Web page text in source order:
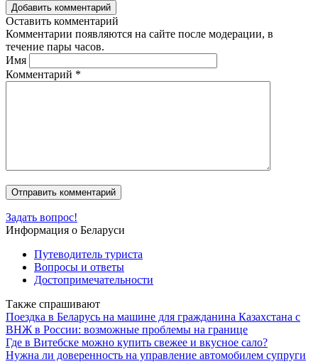
Добавить комментарий
Оставить комментарий
Комментарии появляются на сайте после модерации, в
течение пары часов.
Имя
Комментарий *
Задать вопрос!
Информация о Беларуси
Путеводитель туриста
Вопросы и ответы
Достопримечательности
Также спрашивают
Поездка в Беларусь на машине для гражданина Казахстана с
ВНЖ в России: возможные проблемы на границе
Где в Витебске можно купить свежее и вкусное сало?
Нужна ли доверенность на управление автомобилем супруги